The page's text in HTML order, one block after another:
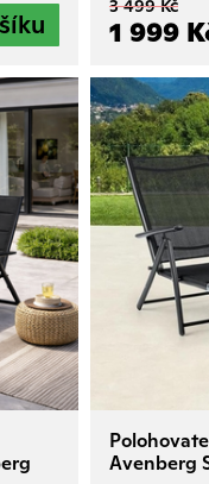
3 499 Kč
1 999
Avenberg